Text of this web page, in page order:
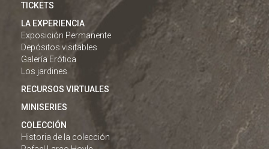
TICKETS
LA EXPERIENCIA
Exposición Permanente
Depósitos visitables
Galería Erótica
Los jardines
RECURSOS VIRTUALES
MINISERIES
COLECCIÓN
Historia de la colección